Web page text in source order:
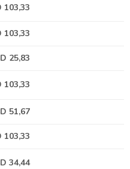
103,33
103,33
25,83
103,33
51,67
103,33
34,44